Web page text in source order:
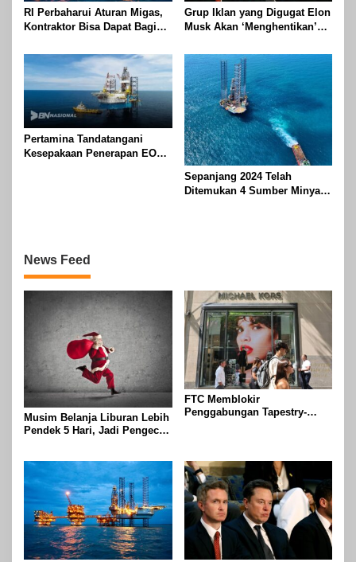
RI Perbaharui Aturan Migas,
Kontraktor Bisa Dapat Bagian
Grup Iklan yang Digugat Elon
Musk Akan ‘Menghentikan’
Pertamina Tandatangani
Kesepakaan Penerapan EOR
Sepanjang 2024 Telah
Ditemukan 4 Sumber Minyak
News Feed
Musim Belanja Liburan Lebih
Pendek 5 Hari, Jadi Pengecer
FTC Memblokir
Penggabungan Tapestry-
Konsumen’